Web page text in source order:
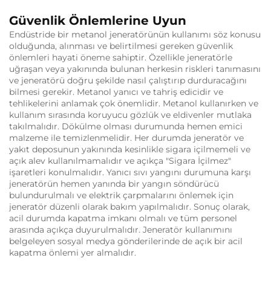
Güvenlik Önlemlerine Uyun
Endüstride bir metanol jeneratörünün kullanımı söz konusu
olduğunda, alınması ve belirtilmesi gereken güvenlik
önlemleri hayati öneme sahiptir. Özellikle jeneratörle
uğraşan veya yakınında bulunan herkesin riskleri tanımasını
ve jeneratörü doğru şekilde nasıl çalıştırıp durduracağını
bilmesi gerekir. Metanol yanıcı ve tahriş edicidir ve
tehlikelerini anlamak çok önemlidir. Metanol kullanırken ve
kullanım sırasında koruyucu gözlük ve eldivenler mutlaka
takılmalıdır. Dökülme olması durumunda hemen emici
malzeme ile temizlenmelidir. Her durumda jeneratör ve
yakıt deposunun yakınında kesinlikle sigara içilmemeli ve
açık alev kullanılmamalıdır ve açıkça "Sigara İçilmez"
işaretleri konulmalıdır. Yanıcı sıvı yangını durumuna karşı
jeneratörün hemen yanında bir yangın söndürücü
bulundurulmalı ve elektrik çarpmalarını önlemek için
jeneratör düzenli olarak bakım yapılmalıdır. Sonuç olarak,
acil durumda kapatma imkanı olmalı ve tüm personel
arasında açıkça duyurulmalıdır. Jeneratör kullanımını
belgeleyen sosyal medya gönderilerinde de açık bir acil
kapatma önlemi yer almalıdır.